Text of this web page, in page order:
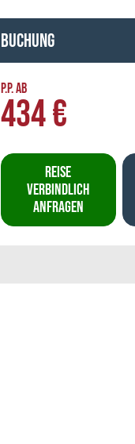
Buchung
P.P. AB
434 €
REISE
VERBINDLICH
ANFRAGEN